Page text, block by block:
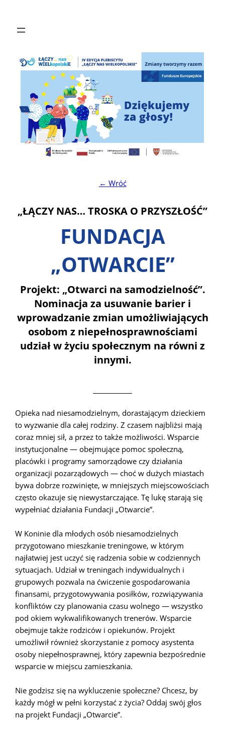
← Wróć
„ŁĄCZY NAS… TROSKA O PRZYSZŁOŚĆ”
FUNDACJA
„OTWARCIE”
Projekt: „Otwarci na samodzielność”.
Nominacja za usuwanie barier i
wprowadzanie zmian umożliwiających
osobom z niepełnosprawnościami
udział w życiu społecznym na równi z
innymi.
Opieka nad niesamodzielnym, dorastającym dzieckiem
to wyzwanie dla całej rodziny. Z czasem najbliżsi mają
coraz mniej sił, a przez to także możliwości. Wsparcie
instytucjonalne — obejmujące pomoc społeczną,
placówki i programy samorządowe czy działania
organizacji pozarządowych — choć w dużych miastach
bywa dobrze rozwinięte, w mniejszych miejscowościach
często okazuje się niewystarczające. Tę lukę starają się
wypełniać działania Fundacji „Otwarcie”.
W Koninie dla młodych osób niesamodzielnych
przygotowano mieszkanie treningowe, w którym
najłatwiej jest uczyć się radzenia sobie w codziennych
sytuacjach. Udział w treningach indywidualnych i
grupowych pozwala na ćwiczenie gospodarowania
finansami, przygotowywania posiłków, rozwiązywania
konfliktów czy planowania czasu wolnego — wszystko
pod okiem wykwalifikowanych trenerów. Wsparcie
obejmuje także rodziców i opiekunów. Projekt
umożliwił również skorzystanie z pomocy asystenta
osoby niepełnosprawnej, który zapewnia bezpośrednie
wsparcie w miejscu zamieszkania.
Nie godzisz się na wykluczenie społeczne? Chcesz, by
każdy mógł w pełni korzystać z życia? Oddaj swój głos
na projekt Fundacji „Otwarcie”.